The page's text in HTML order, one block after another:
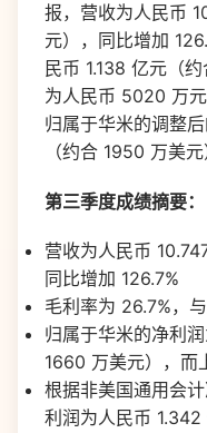
报，营收为人民币
元），同比增加
民币 1.138 亿元（
为人民币 5020 万元
归属于华米的调整
（约合 1950 万美
第三季度成绩摘要：
营收为人民币
同比增加 126.7%
毛利率为 26.7%，
归属于华米的净利
1660 万美元），
根据非美国通用会
利润为人民币 1.342